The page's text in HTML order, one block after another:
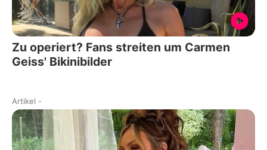
Zu operiert? Fans streiten um Carmen
Geiss' Bikinibilder
Artikel -